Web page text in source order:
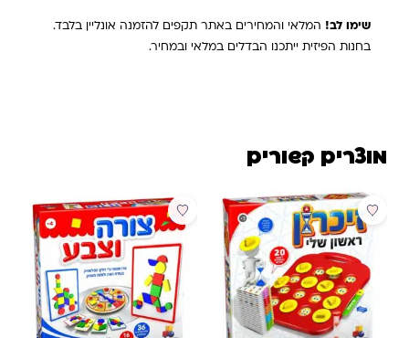
שימו לב! המלאי והמחירים באתר תקפים להזמנה אונליין בלבד.
בחנות הפיזית ייתכנו הבדלים במלאי ובמחיר.
מוצרים קשורים